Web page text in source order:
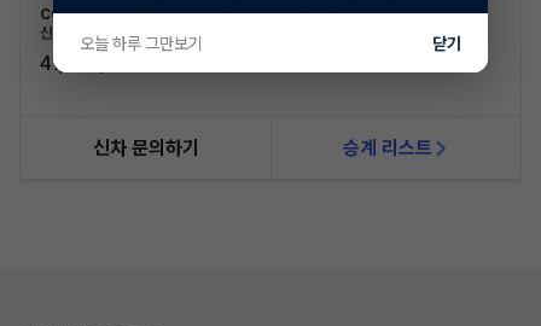
cc
신차가격
41,440,000원
신차 문의하기 승계 리스트
오늘 하루 그만보기 닫기